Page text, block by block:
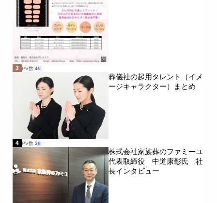
3 PV数 49
葬儀社の起用タレント（イメ
ージキャラクター）まとめ
4 PV数 39
株式会社家族葬のファミーユ
代表取締役 中道康彰氏 社
長インタビュー